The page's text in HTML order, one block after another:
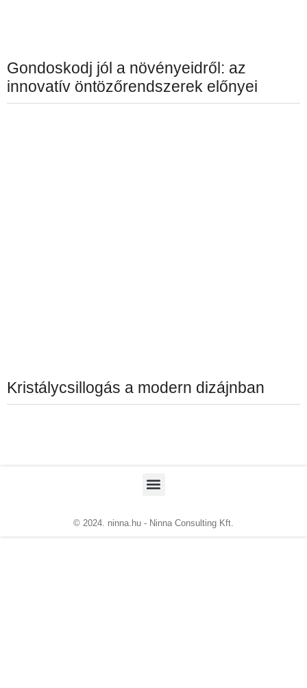
Gondoskodj jól a növényeidről: az
innovatív öntözőrendszerek előnyei
Kristálycsillogás a modern dizájnban
© 2024. ninna.hu - Ninna Consulting Kft.